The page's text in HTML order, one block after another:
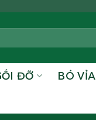
ĐỠ BÓ VỈA